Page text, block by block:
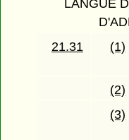
LANGUE
21.31
(1)
(2)
(3)